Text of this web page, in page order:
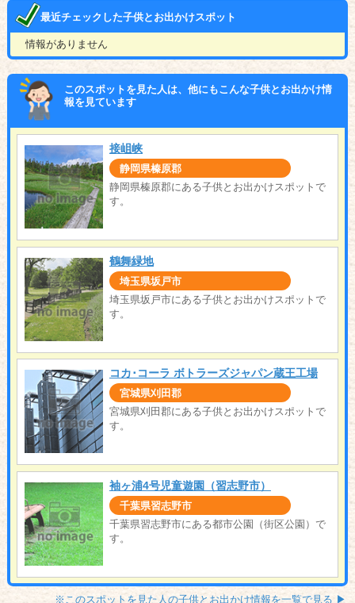
最近チェックした子供とお出かけスポット
情報がありません
このスポットを見た人は、他にもこんな子供とお出かけ情
報を見ています
接岨峡
静岡県榛原郡
静岡県榛原郡にある子供とお出かけスポットで
す。
鶴舞緑地
埼玉県坂戸市
埼玉県坂戸市にある子供とお出かけスポットで
す。
コカ･コーラ ボトラーズジャパン蔵王工場
宮城県刈田郡
宮城県刈田郡にある子供とお出かけスポットで
す。
袖ヶ浦4号児童遊園（習志野市）
千葉県習志野市
千葉県習志野市にある都市公園（街区公園）で
す。
※このスポットを見た人の子供とお出かけ情報を一覧で見る ▶︎